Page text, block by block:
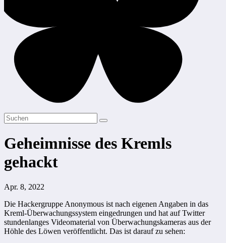
Geheimnisse des Kremls
gehackt
Apr. 8, 2022
Die Hackergruppe Anonymous ist nach eigenen Angaben in das
Kreml-Überwachungssystem eingedrungen und hat auf Twitter
stundenlanges Videomaterial von Überwachungskameras aus der
Höhle des Löwen veröffentlicht. Das ist darauf zu sehen: